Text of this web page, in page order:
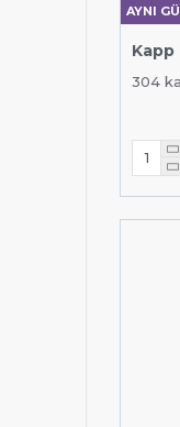
AYNI
304